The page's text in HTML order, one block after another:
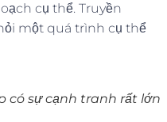
cụ thể. Truyền
một quá trình cụ thể
có sự cạnh tranh rất lớn